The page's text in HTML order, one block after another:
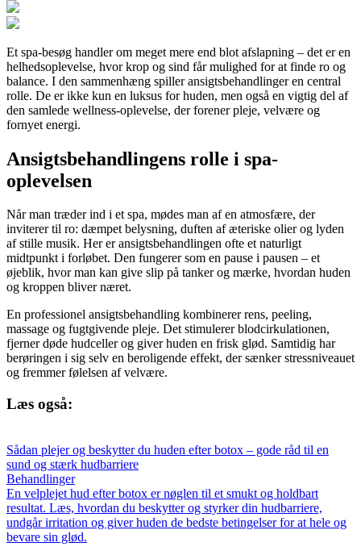
Et spa-besøg handler om meget mere end blot afslapning – det er en
helhedsoplevelse, hvor krop og sind får mulighed for at finde ro og
balance. I den sammenhæng spiller ansigtsbehandlinger en central
rolle. De er ikke kun en luksus for huden, men også en vigtig del af
den samlede wellness-oplevelse, der forener pleje, velvære og
fornyet energi.
Ansigtsbehandlingens rolle i spa-
oplevelsen
Når man træder ind i et spa, mødes man af en atmosfære, der
inviterer til ro: dæmpet belysning, duften af æteriske olier og lyden
af stille musik. Her er ansigtsbehandlingen ofte et naturligt
midtpunkt i forløbet. Den fungerer som en pause i pausen – et
øjeblik, hvor man kan give slip på tanker og mærke, hvordan huden
og kroppen bliver næret.
En professionel ansigtsbehandling kombinerer rens, peeling,
massage og fugtgivende pleje. Det stimulerer blodcirkulationen,
fjerner døde hudceller og giver huden en frisk glød. Samtidig har
berøringen i sig selv en beroligende effekt, der sænker stressniveauet
og fremmer følelsen af velvære.
Læs også:
Sådan plejer og beskytter du huden efter botox – gode råd til en
sund og stærk hudbarriere
Behandlinger
En velplejet hud efter botox er nøglen til et smukt og holdbart
resultat. Læs, hvordan du beskytter og styrker din hudbarriere,
undgår irritation og giver huden de bedste betingelser for at hele og
bevare sin glød.